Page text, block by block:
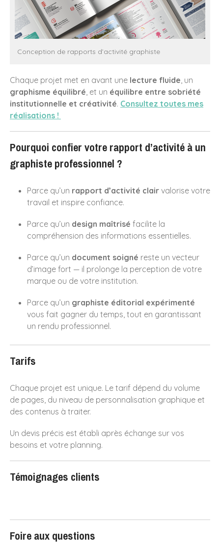
Conception de rapports d’activité graphiste
Chaque projet met en avant une lecture fluide, un
graphisme équilibré, et un équilibre entre sobriété
institutionnelle et créativité. Consultez toutes mes
réalisations !
Pourquoi confier votre rapport d’activité à un
graphiste professionnel ?
Parce qu’un rapport d’activité clair valorise votre
travail et inspire confiance.
Parce qu’un design maîtrisé facilite la
compréhension des informations essentielles.
Parce qu’un document soigné reste un vecteur
d’image fort — il prolonge la perception de votre
marque ou de votre institution.
Parce qu’un graphiste éditorial expérimenté
vous fait gagner du temps, tout en garantissant
un rendu professionnel.
Tarifs
Chaque projet est unique. Le tarif dépend du volume
de pages, du niveau de personnalisation graphique et
des contenus à traiter.
Un devis précis est établi après échange sur vos
besoins et votre planning.
Témoignages clients
Foire aux questions